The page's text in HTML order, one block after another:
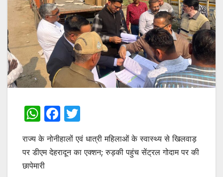
W
at
s
F
c
e
itt
er
राज्य के नोनीहालों एवं धात्री महिलाओं के स्वास्थ्य से खिलवाड़
पर डीएम देहरादून का एक्शन; रुड़की पहुंच सेंट्रल गोदाम पर की
छापेमारी